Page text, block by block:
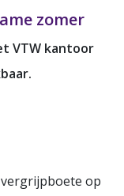
zomer
VTW kantoor
op